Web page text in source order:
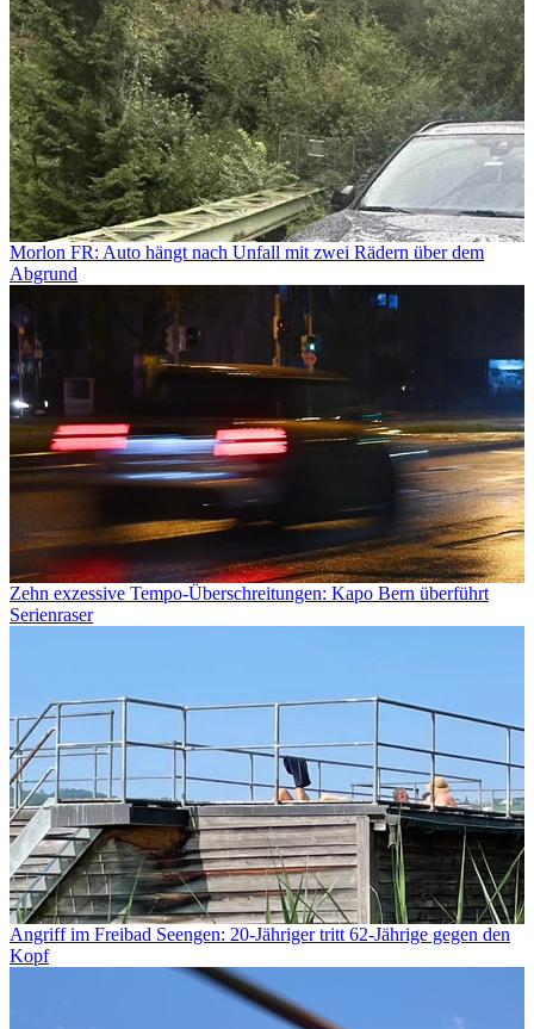
Morlon FR: Auto hängt nach Unfall mit zwei Rädern über dem
Abgrund
Zehn exzessive Tempo-Überschreitungen: Kapo Bern überführt
Serienraser
Angriff im Freibad Seengen: 20-Jähriger tritt 62-Jährige gegen den
Kopf